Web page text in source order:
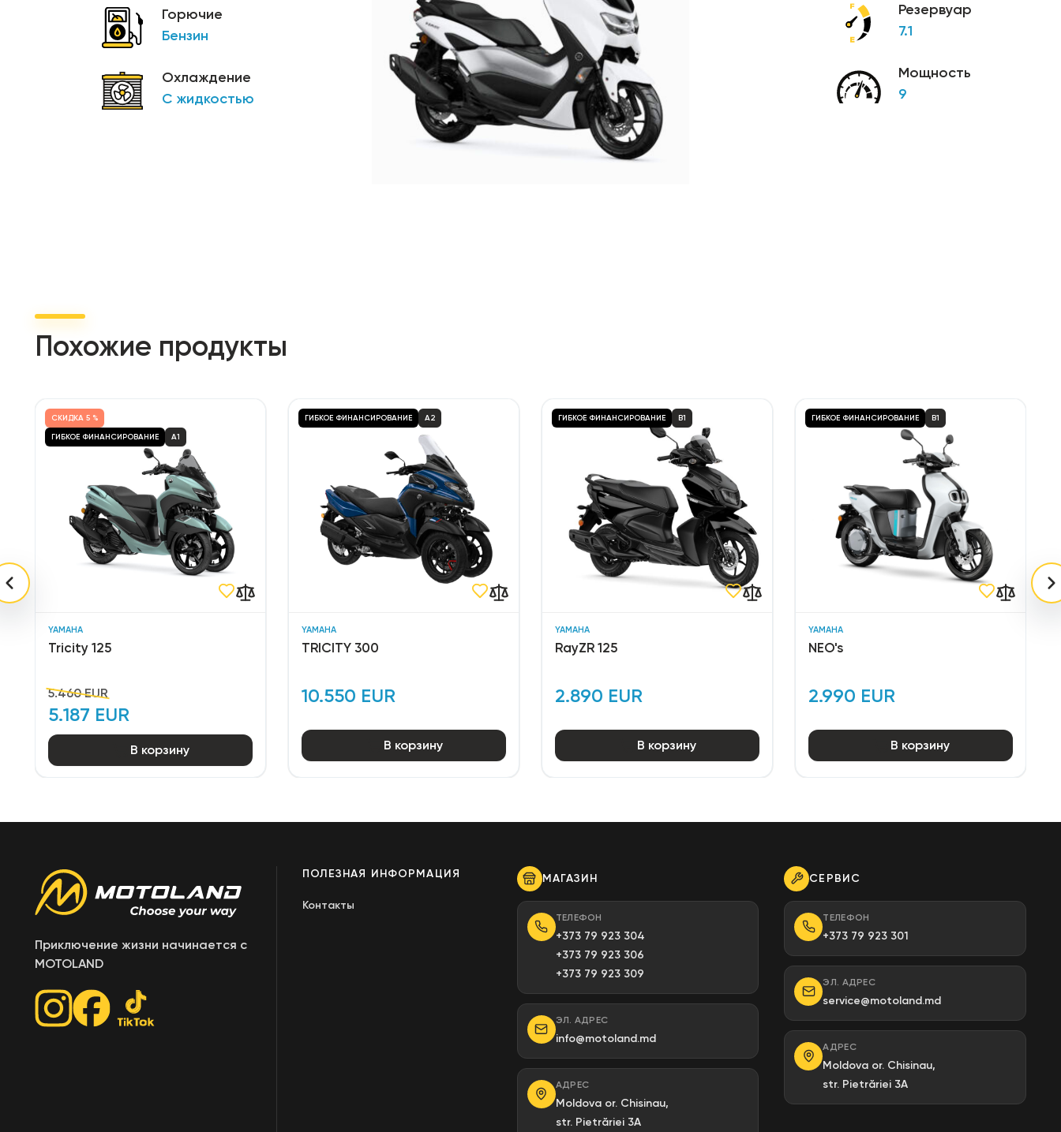
Горючие
Бензин
Охлаждение
С жидкостью
Резервуар
7.1
Мощность
9
Похожие продукты
YAMAHA
Tricity 125
5.460 EUR
5.187 EUR
СКИДКА 5 %
ГИБКОЕ ФИНАНСИРОВАНИЕ
A1
В корзину
YAMAHA
TRICITY 300
10.550 EUR
ГИБКОЕ ФИНАНСИРОВАНИЕ A2
В корзину
YAMAHA
RayZR 125
2.890 EUR
ГИБКОЕ ФИНАНСИРОВАНИЕ B1
В корзину
YAMAHA
NEO's
2.990 EUR
ГИБКОЕ ФИНАНСИРОВАНИЕ B1
В корзину
Приключение жизни начинается с
MOTOLAND
ПОЛЕЗНАЯ ИНФОРМАЦИЯ
Контакты
МАГАЗИН
ТЕЛЕФОН
+373 79 923 304
+373 79 923 306
+373 79 923 309
ЭЛ. АДРЕС
info@motoland.md
АДРЕС
Moldova or. Chisinau,
str. Pietrăriei 3A
СЕРВИС
ТЕЛЕФОН
+373 79 923 301
ЭЛ. АДРЕС
service@motoland.md
АДРЕС
Moldova or. Chisinau,
str. Pietrăriei 3A